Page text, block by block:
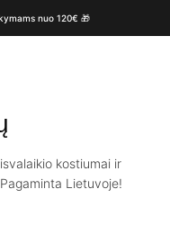
nuo 120€ 🎁
kostiumai ir
Lietuvoje!